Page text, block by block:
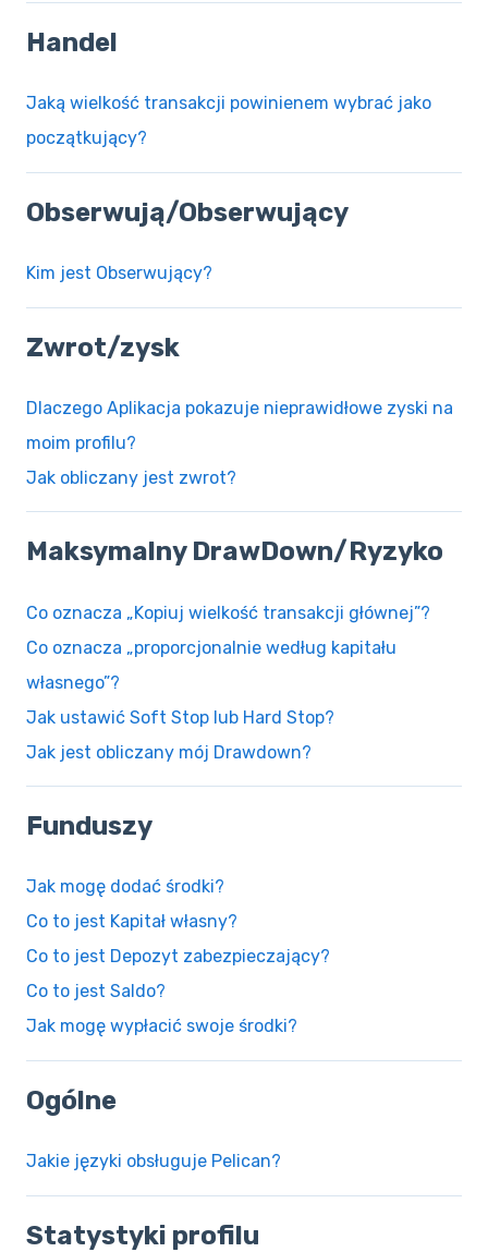
Handel
Jaką wielkość transakcji powinienem wybrać jako
początkujący?
Obserwują/Obserwujący
Kim jest Obserwujący?
Zwrot/zysk
Dlaczego Aplikacja pokazuje nieprawidłowe zyski na
moim profilu?
Jak obliczany jest zwrot?
Maksymalny DrawDown/Ryzyko
Co oznacza „Kopiuj wielkość transakcji głównej”?
Co oznacza „proporcjonalnie według kapitału
własnego”?
Jak ustawić Soft Stop lub Hard Stop?
Jak jest obliczany mój Drawdown?
Funduszy
Jak mogę dodać środki?
Co to jest Kapitał własny?
Co to jest Depozyt zabezpieczający?
Co to jest Saldo?
Jak mogę wypłacić swoje środki?
Ogólne
Jakie języki obsługuje Pelican?
Statystyki profilu